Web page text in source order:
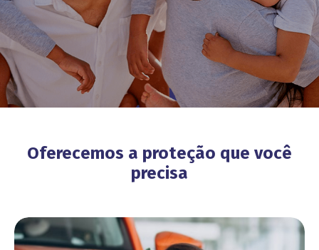
Oferecemos a proteção que você
precisa